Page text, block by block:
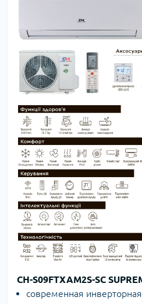
CH-S09FTXAM2S-SC
современная